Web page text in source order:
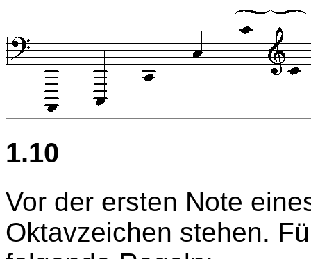
1.10
Vor der ersten Note
Oktavzeichen stehen.